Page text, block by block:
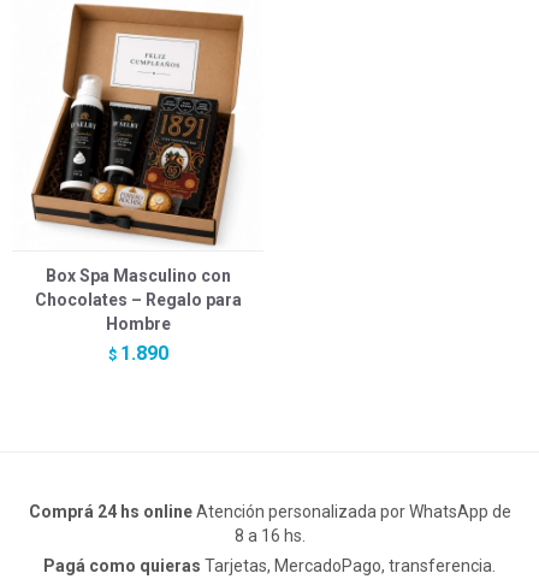
Box Spa Masculino con
Chocolates – Regalo para
Hombre
$ 1.890
Comprá 24 hs onlineAtención personalizada por WhatsApp de
8 a 16 hs.
Pagá como quieras Tarjetas, MercadoPago, transferencia.